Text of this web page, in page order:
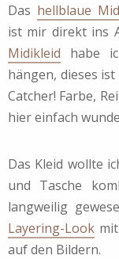
Das hellblaue
ist mir direkt ins
Midikleid habe
hängen, dieses
Catcher! Farbe,
hier einfach
Das Kleid wollte
und Tasche
langweilig
Layering-Look
auf den Bildern.